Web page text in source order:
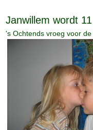
Janwillem wordt
's Ochtends vroeg voor